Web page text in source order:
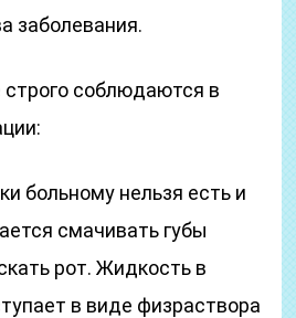
заболевания.
соблюдаются в
больному нельзя есть и
смачивать губы
рот. Жидкость в
в виде физраствора